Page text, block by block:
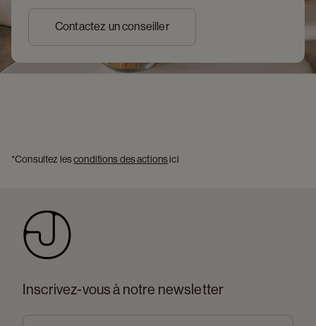
Contactez un conseiller
*Consultez les conditions des actions ici
Inscrivez-vous à notre newsletter